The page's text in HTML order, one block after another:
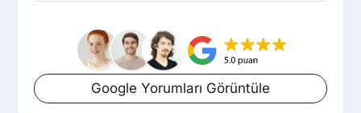
Google Yorumları Görüntüle